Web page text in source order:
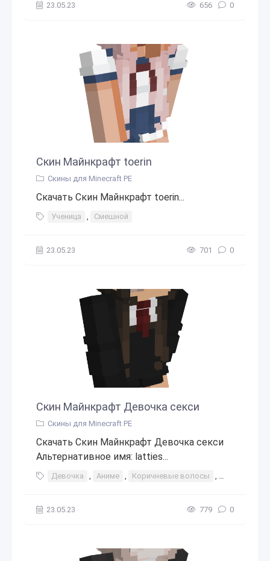
23.05.23 656 0
Скин Майнкрафт toerin
Скины для Minecraft PE
Скачать Скин Майнкрафт toerin...
Ученица , Смешной
23.05.23 701 0
Скин Майнкрафт Девочка секси
Скины для Minecraft PE
Скачать Скин Майнкрафт Девочка секси
Альтернативное имя: latties...
Девочка , Аниме , Коричневые волосы , Костюм
23.05.23 779 0